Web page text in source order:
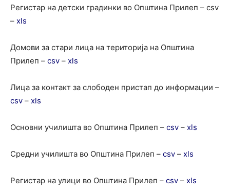
Регистар на детски градинки во Општина Прилеп – csv
– xls
Домови за стари лица на територија на Општина
Прилеп – csv – xls
Лица за контакт за слободен пристап до информации –
csv – xls
Основни училишта во Општина Прилеп – csv – xls
Средни училишта во Општина Прилеп – csv – xls
Регистар на улици во Општина Прилеп – csv – xls